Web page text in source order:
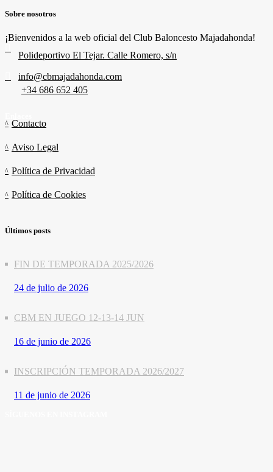
Sobre nosotros
¡Bienvenidos a la web oficial del Club Baloncesto Majadahonda!
Polideportivo El Tejar. Calle Romero, s/n
info@cbmajadahonda.com
+34 686 652 405
Contacto
Aviso Legal
Política de Privacidad
Política de Cookies
Últimos posts
FIN DE TEMPORADA 2025/2026
24 de julio de 2026
CBM EN JUEGO 12-13-14 JUN
16 de junio de 2026
INSCRIPCIÓN TEMPORADA 2026/2027
11 de junio de 2026